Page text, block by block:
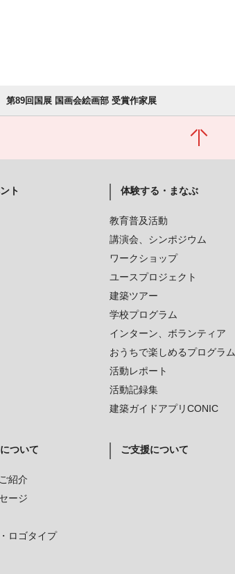
第89回国展 国画会絵画部 受賞作家展
ト 体験する・まなぶ
教育普及活動
講演会、シンポジウム
ワークショップ
ユースプロジェクト
建築ツアー
学校プログラム
インターン、ボランティア
おうちで楽しめるプログラム
活動レポート
活動記録集
建築ガイドアプリCONIC
ついて
紹介
ージ
ロゴタイプ
ご支援について